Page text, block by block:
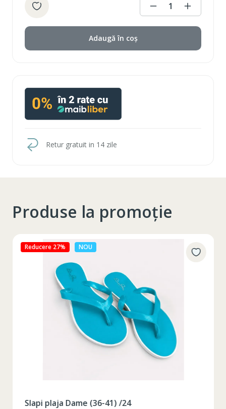
1
Adaugă în coș
Retur gratuit in 14 zile
Produse la promoție
Reducere 27% NOU
Slapi plaja Dame (36-41) /24